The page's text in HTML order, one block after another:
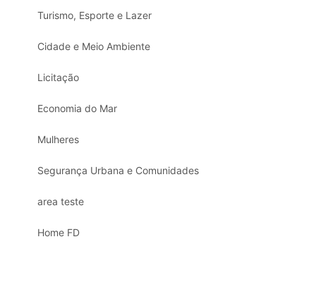
Turismo, Esporte e Lazer
Cidade e Meio Ambiente
Licitação
Economia do Mar
Mulheres
Segurança Urbana e Comunidades
area teste
Home FD